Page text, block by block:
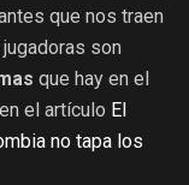
que nos traen
son
que hay en el
el artículo El
no tapa los